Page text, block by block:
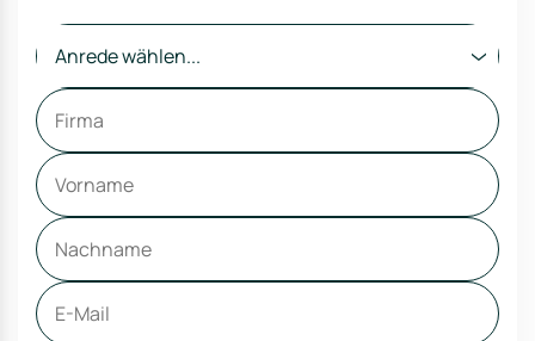
Anrede wählen...